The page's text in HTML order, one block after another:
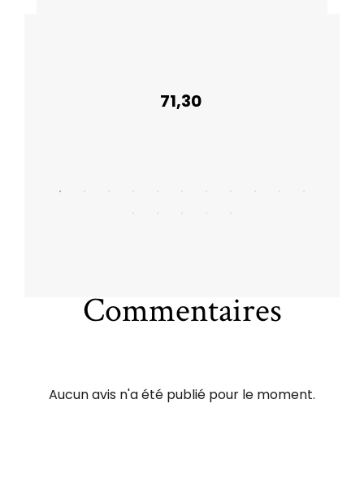
71,30
Commentaires
Aucun avis n'a été publié pour le moment.